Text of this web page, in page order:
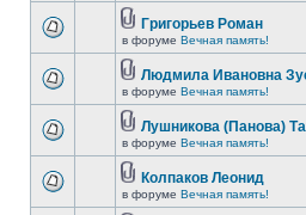
Григорьев Роман
в форуме Вечная память!
Людмила Ивановна
в форуме Вечная память!
Лушникова (Панова)
в форуме Вечная память!
Колпаков Леонид
в форуме Вечная память!